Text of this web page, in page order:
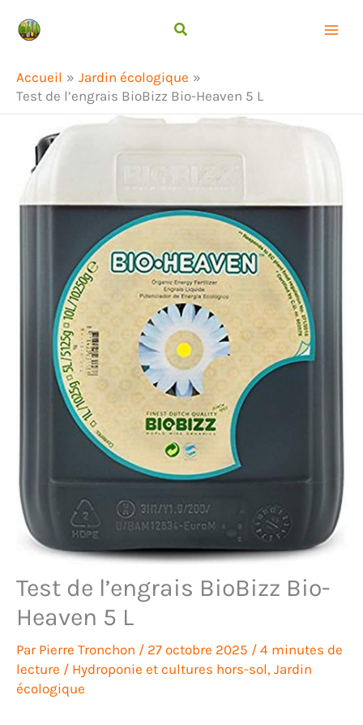
Accueil
Jardin écologique
Test de l’engrais BioBizz Bio-Heaven 5 L
Test de l’engrais BioBizz Bio-
Heaven 5 L
Par Pierre Tronchon / 27 octobre 2025 / 4 minutes de
lecture / Hydroponie et cultures hors-sol, Jardin
écologique